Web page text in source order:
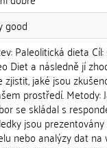
good
Paleolitická dieta
Diet a následně jí
zjistit, jaké jsou
prostředí. Metody:
se skládal s
jsou
nebo analýzy dat